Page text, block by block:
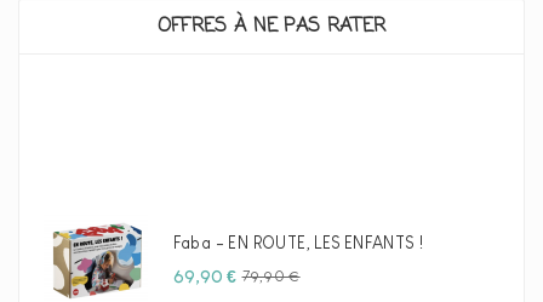
OFFRES À NE PAS RATER
Faba - EN ROUTE, LES ENFANTS !
69,90 € 79,90 €